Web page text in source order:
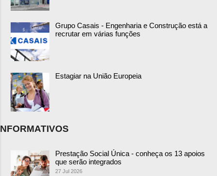
Grupo Casais - Engenharia e Construção está a
recrutar em várias funções
Estagiar na União Europeia
NFORMATIVOS
Prestação Social Única - conheça os 13 apoios
que serão integrados
27 Jul 2026